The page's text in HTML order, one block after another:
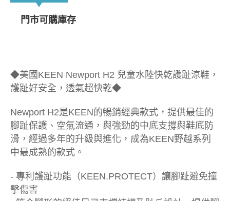
門市可購庫存
◆美國KEEN Newport H2 兒童水陸快乾護趾涼鞋，
護趾好安全，透氣超快乾◆
Newport H2是KEEN的暢銷經典款式，提供最佳的
腳趾保護、空氣流通，與強勁的中底支撐與鞋底防
滑，經過多年的升級與進化，成為KEEN野越系列
中最成熟的款式。
- 專利護趾功能（KEEN.PROTECT）讓腳趾避免撞
擊傷害